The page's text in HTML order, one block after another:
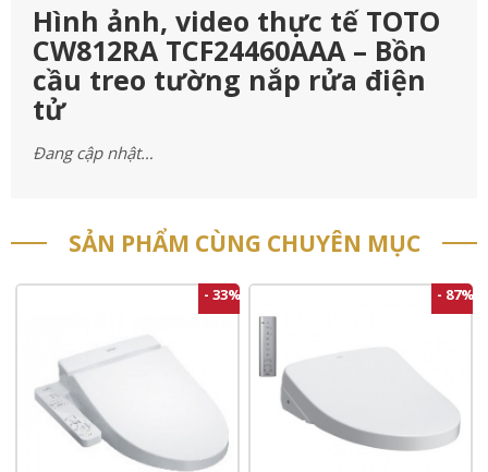
Hình ảnh, video thực tế TOTO
CW812RA TCF24460AAA – Bồn
cầu treo tường nắp rửa điện
tử
Đang cập nhật…
SẢN PHẨM CÙNG CHUYÊN MỤC
- 33% - 87%